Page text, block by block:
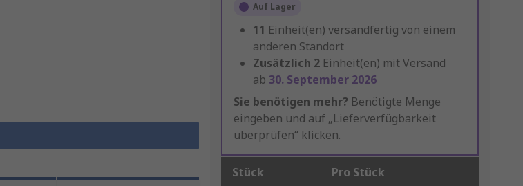
Auf Lager
11 Einheit(en) versandfertig von einem
anderen Standort
Zusätzlich 2 Einheit(en) mit Versand
ab 30. September 2026
Sie benötigen mehr? Benötigte Menge
eingeben und auf „Lieferverfügbarkeit
überprüfen“ klicken.
Stück Pro Stück